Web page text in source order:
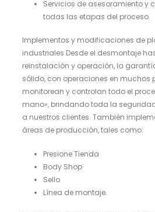
Servicios de asesoramiento y
todas las etapas del proceso.
Implementos y modificaciones de
industriales Desde el desmontaje
reinstalación y operación, la
sólido, con operaciones en muchos
monitorean y controlan todo el
mano», brindando toda la
a nuestros clientes. También
áreas de producción, tales como:
Presione Tienda
Body Shop
Sello
Línea de montaje.